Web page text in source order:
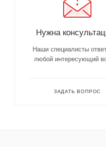
Нужна
Наши специалисты
любой интересующий
ЗАДАТЬ ВОПРОС